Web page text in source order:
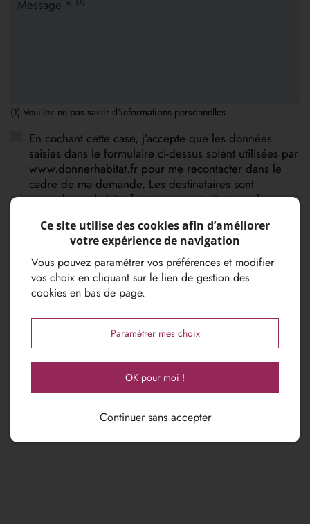
Message *
(1) Veuillez ne pas saisir d'informations personnelles.
En cochant cette case, j’accepte que les données
saisies dans le formulaire ci-dessus soient utilisées par
www.donnerhabitat.fr pour me recontacter dans le
cadre de ma demande. Les destinataires sont
www.donnerhabitat.fr et son sous-traitant en charge
traitement de vos données et l'exercice de vos droits,
reportez-vous à notrepolitique de confidentialité
* Les informations nécessaires au traitement de votre
demande sont marquées par un astérisque.
Envoyer
Ce site utilise des cookies afin d’améliorer
votre expérience de navigation
Vous pouvez paramétrer vos préférences et modifier
vos choix en cliquant sur le lien de gestion des
cookies en bas de page.
Paramétrer mes choix
OK pour moi !
Continuer sans accepter